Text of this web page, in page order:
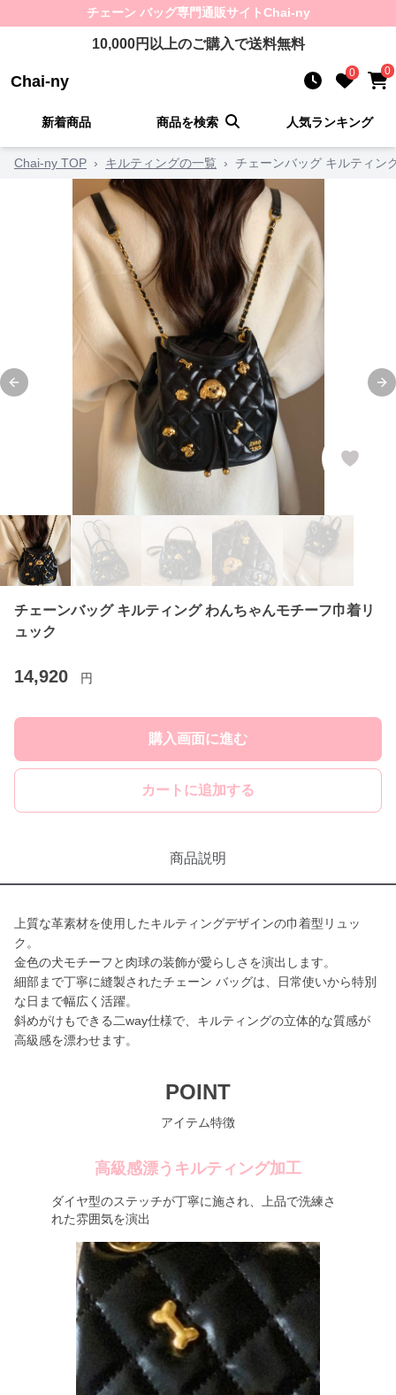
チェーン バッグ専門通販サイトChai-ny
10,000円以上のご購入で送料無料
Chai-ny 0 0
新着商品 商品を検索 人気ランキング
Chai-ny TOP › キルティングの一覧 › チェーンバッグ キルティン
Previous slide
チェーンバッグ キルティング わんちゃんモチーフ巾着リ
ュック
14,920 円
購入画面に進む
カートに追加する
商品説明
上質な革素材を使用したキルティングデザインの巾着型リュッ
ク。
金色の犬モチーフと肉球の装飾が愛らしさを演出します。
細部まで丁寧に縫製されたチェーン バッグは、日常使いから特別
な日まで幅広く活躍。
斜めがけもできる二way仕様で、キルティングの立体的な質感が
高級感を漂わせます。
POINT
アイテム特徴
高級感漂うキルティング加工
ダイヤ型のステッチが丁寧に施され、上品で洗練さ
れた雰囲気を演出